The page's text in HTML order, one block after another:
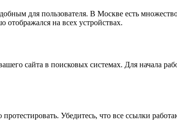
для пользователя. В Москве есть
на всех устройствах.
сайта в поисковых системах. Для начала
протестировать. Убедитесь, что все ссылки